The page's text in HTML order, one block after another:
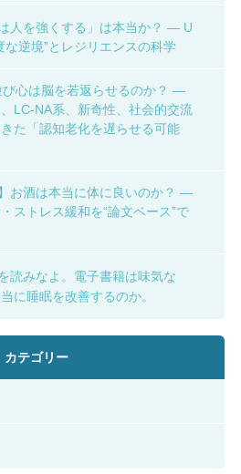
人を強くする」は本当か？ ― U
な逆境”とレジリエンスの科学
心は脳を若返らせるのか？ ―
LC-NA系、新奇性、社会的交流
た「認知老化を遅らせる可能
お酒は本当に体に良いのか？ ―
ストレス緩和を“論文ベース”で
みなよ。電子書籍は味気な
に睡眠を改善するのか。
カテゴリー